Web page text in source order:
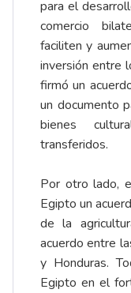
para el
comercio
faciliten y
inversión entre
firmó un
un documento
bienes
transferidos.
Por otro lado,
Egipto un
de la
acuerdo entre
y Honduras.
Egipto en el